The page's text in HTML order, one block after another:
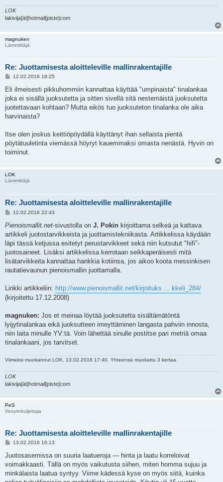
LOK
lakivija[ät]hotmail[piste]com
magnuken
Lämmittäjä
Re: Juottamisesta aloitteleville mallinrakentajille
V
e
t
i
12.02.2016 18:25
Eli ilmeisesti pikkuhommiin kannattaa käyttää "umpinaista" tinalankaa
joka ei sisällä juoksutetta ja sitten sivellä sitä nestemäistä juoksutetta
juotettavaan kohtaan? Mutta eikös tuo juoksuteton tinalanka ole aika
harvinaista?
Itse olen joskus keittiöpöydällä käyttänyt ihan sellaista pientä
pöytätuuletinta viemässä höyryt kauemmaksi omasta nenästä. Hyvin on
toiminut.
LOK
Lämmittäjä
Re: Juottamisesta aloitteleville mallinrakentajille
V
e
t
i
12.02.2016 22:43
Pienoismallit.net-sivustolla on J. Pokin kirjoittama selkeä ja kattava
artikkeli juotostarvikkeista ja juottamistekniikasta. Artikkelissa käydään
läpi tässä ketjussa esitetyt perustarvikkeet sekä niin kutsutut "hifi"-
juotosaineet. Lisäksi artikkelissa kerrotaan seikkaperäisesti mitä
lisätarvikkeita kannattaa hankkia kotiinsa, jos aikoo koota messinkisen
rautatievaunun pienoismallin juottamalla.
Linkki artikkeliin: http://www.pienoismallit.net/kirjoituks ... kkeli_284/
(kirjoitettu 17.12.2008)
magnuken: Jos et meinaa löytää juoksutetta sisältämätöntä
lyijytinalankaa eikä juoksutteen imeyttäminen langasta pahviin innosta,
niin laita minulle YV:tä. Voin lähettää sinulle postitse pari metriä omaa
tinalankaani, jos tarvitset.
Viimeksi muokannut LOK , 13.02.2016 17:40. Yhteensä muokattu 3 kertaa.
LOK
lakivija[ät]hotmail[piste]com
PeS
Veturinkuljettaja
Re: Juottamisesta aloitteleville mallinrakentajille
V
e
t
i
13.02.2016 16:13
Juotosasemissa on suuria laatueroja — hinta ja laatu korreloivat
voimakkaasti. Tällä on myös vaikutusta siihen, miten homma sujuu ja
minkälaista laatua syntyy. Viime kädessä kyse on myös siitä, kuinka